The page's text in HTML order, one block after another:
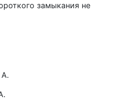
замыкания не